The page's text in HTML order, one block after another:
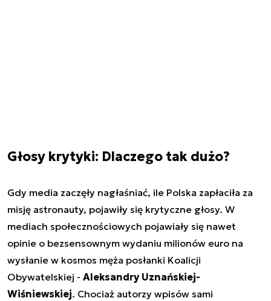
Głosy krytyki: Dlaczego tak dużo?
Gdy media zaczęły nagłaśniać, ile Polska zapłaciła za
misję astronauty, pojawiły się krytyczne głosy. W
mediach społecznościowych pojawiały się nawet
opinie o bezsensownym wydaniu milionów euro na
wysłanie w kosmos męża posłanki Koalicji
Obywatelskiej - Aleksandry Uznańskiej-
Wiśniewskiej. Chociaż autorzy wpisów sami